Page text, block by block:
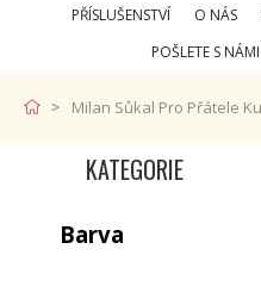
PŘÍSLUŠENSTVÍ
O NÁS
POŠLETE S
Milan Sůkal Pro Přátele
KATEGORIE
Barva